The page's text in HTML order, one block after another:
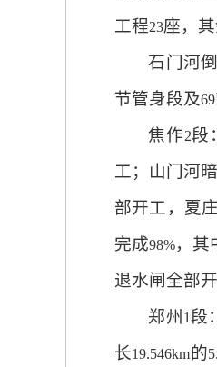
工程23座，
石门河
节管身段及69
焦作2段
工；山门河
部开工，夏
完成98%，其
退水闸全部开
郑州 1段
长19.546km的